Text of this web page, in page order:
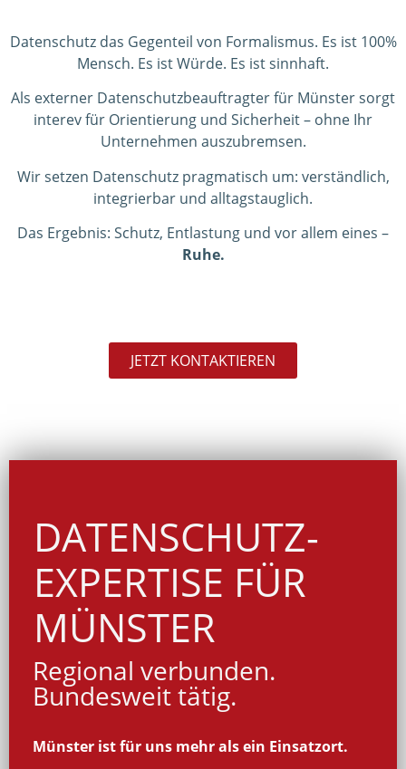
Datenschutz das Gegenteil von Formalismus. Es ist 100%
Mensch. Es ist Würde. Es ist sinnhaft.
Als externer Datenschutzbeauftragter für Münster sorgt
interev für Orientierung und Sicherheit – ohne Ihr
Unternehmen auszubremsen.
Wir setzen Datenschutz pragmatisch um: verständlich,
integrierbar und alltagstauglich.
Das Ergebnis: Schutz, Entlastung und vor allem eines –
Ruhe.
JETZT KONTAKTIEREN
DATENSCHUTZ-
EXPERTISE FÜR
MÜNSTER
Regional verbunden.
Bundesweit tätig.
Münster ist für uns mehr als ein Einsatzort.